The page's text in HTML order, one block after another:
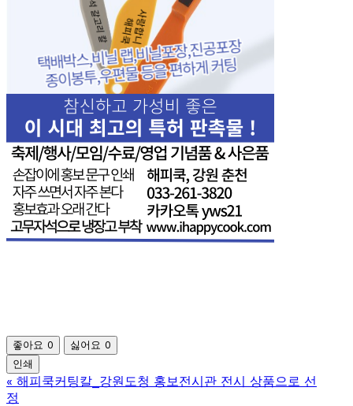
좋아요 0 싫어요 0
인쇄
« 해피쿡커팅칼_강원도청 홍보전시관 전시 상품으로 선
정